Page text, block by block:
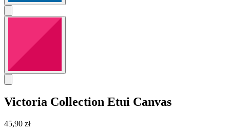
Victoria Collection Etui Canvas
45,90 zł